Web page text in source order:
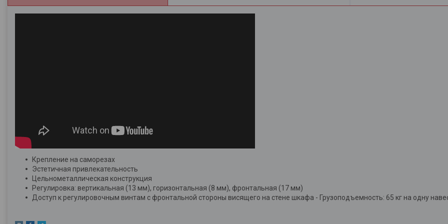
Крепление на саморезах
Эстетичная привлекательность
Цельнометаллическая конструкция
Регулировка: вертикальная (13 мм), горизонтальная (8 мм), фронтальная (17 мм)
Доступ к регулировочным винтам с фронтальной стороны висящего на стене шкафа - Грузоподъемность: 65 кг на одну